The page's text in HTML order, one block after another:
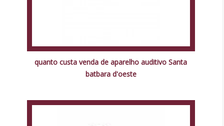
quanto custa venda de aparelho auditivo Santa
batbara d'oeste